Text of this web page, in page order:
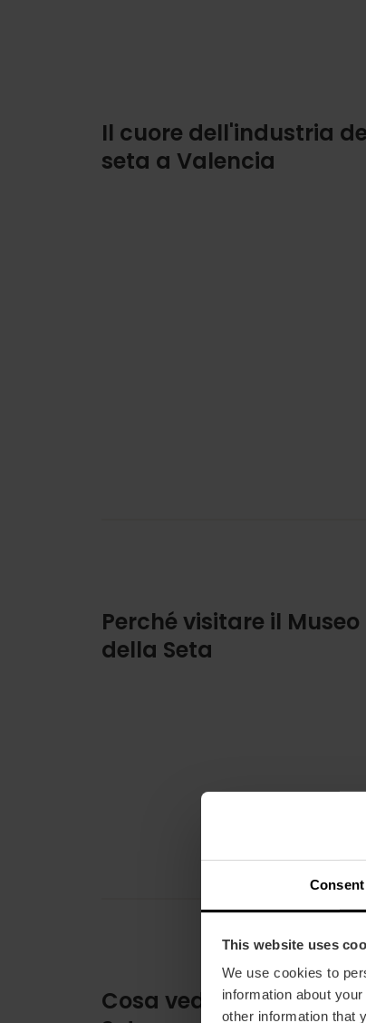
Consent
This website uses
We use cookies to
information about
other information that
Il cuore dell'industria
seta a Valencia
Perché visitare il Museo
della Seta
Cosa vedere nel Museo